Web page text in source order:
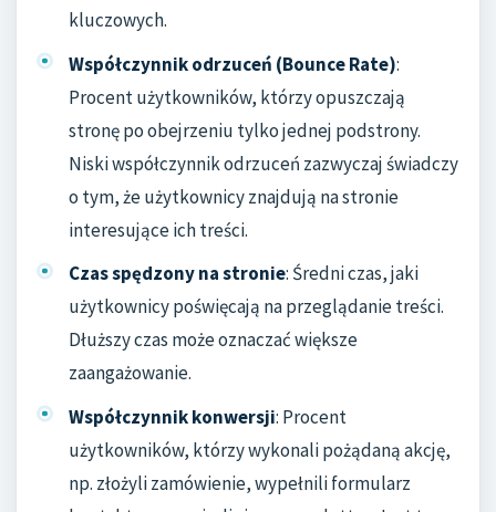
kluczowych.
Współczynnik odrzuceń (Bounce Rate):
Procent użytkowników, którzy opuszczają
stronę po obejrzeniu tylko jednej podstrony.
Niski współczynnik odrzuceń zazwyczaj świadczy
o tym, że użytkownicy znajdują na stronie
interesujące ich treści.
Czas spędzony na stronie: Średni czas, jaki
użytkownicy poświęcają na przeglądanie treści.
Dłuższy czas może oznaczać większe
zaangażowanie.
Współczynnik konwersji: Procent
użytkowników, którzy wykonali pożądaną akcję,
np. złożyli zamówienie, wypełnili formularz